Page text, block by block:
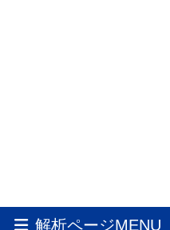
解析ページMENU